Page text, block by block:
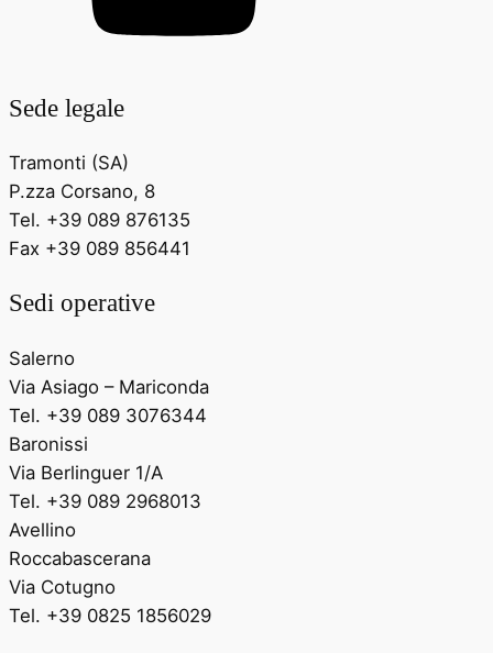
Sede legale
Tramonti (SA)
P.zza Corsano, 8
Tel. +39 089 876135
Fax +39 089 856441
Sedi operative
Salerno
Via Asiago – Mariconda
Tel. +39 089 3076344
Baronissi
Via Berlinguer 1/A
Tel. +39 089 2968013
Avellino
Roccabascerana
Via Cotugno
Tel. +39 0825 1856029